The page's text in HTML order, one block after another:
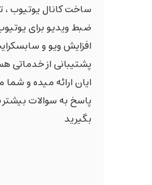
ساخت کانال یوتیوب ،
ضبط ویدیو برای
افزایش ویو و
پشتیبانی از خدماتی
ایان ارائه میده و
پاسخ به سوالات
بگیرید